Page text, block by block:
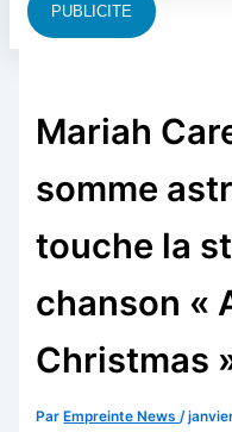
PUBLICITE
Mariah
somme
touche la
chanson «
Christmas
Par Empreinte News/